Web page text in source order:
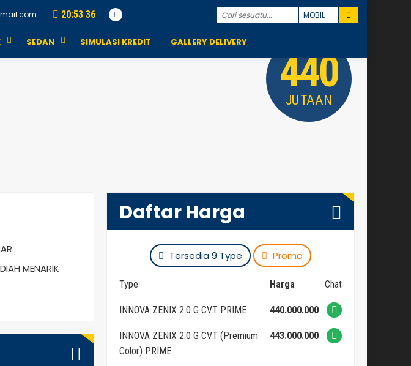
20:53 36
SEDAN SIMULASI KREDIT GALLERY DELIVERY
440
JUTAAN
Daftar Harga
Tersedia 9 Type Promo
Type Harga Chat
INNOVA ZENIX 2.0 G CVT PRIME 440.000.000
INNOVA ZENIX 2.0 G CVT (Premium
Color) PRIME
443.000.000
MENARIK